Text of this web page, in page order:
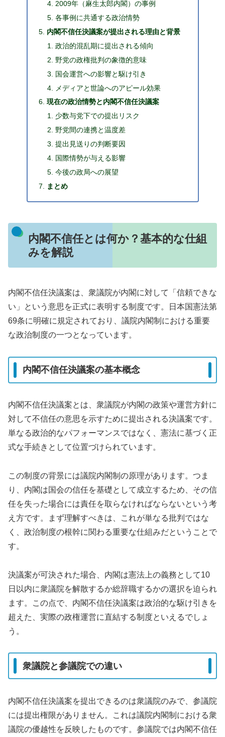
2009年（麻生太郎内閣）の事例
各事例に共通する政治情勢
内閣不信任決議案が提出される理由と背景
政治的混乱期に提出される傾向
野党の政権批判の象徴的意味
国会運営への影響と駆け引き
メディアと世論へのアピール効果
現在の政治情勢と内閣不信任決議案
少数与党下での提出リスク
野党間の連携と温度差
提出見送りの判断要因
国際情勢が与える影響
今後の政局への展望
まとめ
内閣不信任とは何か？基本的な仕組
みを解説
内閣不信任決議案は、衆議院が内閣に対して「信頼できな
い」という意思を正式に表明する制度です。日本国憲法第
69条に明確に規定されており、議院内閣制における重要
な政治制度の一つとなっています。
内閣不信任決議案の基本概念
内閣不信任決議案とは、衆議院が内閣の政策や運営方針に
対して不信任の意思を示すために提出される決議案です。
単なる政治的なパフォーマンスではなく、憲法に基づく正
式な手続きとして位置づけられています。
この制度の背景には議院内閣制の原理があります。つま
り、内閣は国会の信任を基礎として成立するため、その信
任を失った場合には責任を取らなければならないという考
え方です。まず理解すべきは、これが単なる批判ではな
く、政治制度の根幹に関わる重要な仕組みだということで
す。
決議案が可決された場合、内閣は憲法上の義務として10
日以内に衆議院を解散するか総辞職するかの選択を迫られ
ます。この点で、内閣不信任決議案は政治的な駆け引きを
超えた、実際の政権運営に直結する制度といえるでしょ
う。
衆議院と参議院での違い
内閣不信任決議案を提出できるのは衆議院のみで、参議院
には提出権限がありません。これは議院内閣制における衆
議院の優越性を反映したものです。参議院では内閣不信任